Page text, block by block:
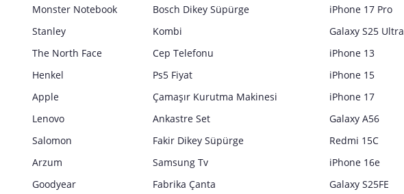
Monster Notebook
Stanley
The North Face
Henkel
Apple
Lenovo
Salomon
Arzum
Goodyear
Bosch Dikey Süpürge
Kombi
Cep Telefonu
Ps5 Fiyat
Çamaşır Kurutma Makinesi
Ankastre Set
Fakir Dikey Süpürge
Samsung Tv
Fabrika Çanta
iPhone 17 Pro
Galaxy S25 Ultra
iPhone 13
iPhone 15
iPhone 17
Galaxy A56
Redmi 15C
iPhone 16e
Galaxy S25FE